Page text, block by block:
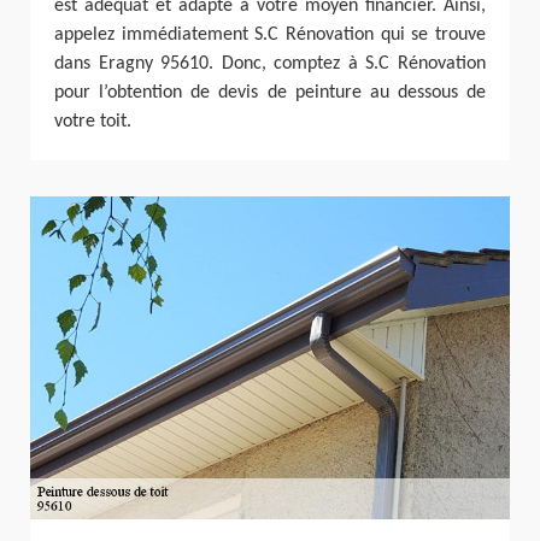
est adéquat et adapté à votre moyen financier. Ainsi,
appelez immédiatement S.C Rénovation qui se trouve
dans Eragny 95610. Donc, comptez à S.C Rénovation
pour l’obtention de devis de peinture au dessous de
votre toit.